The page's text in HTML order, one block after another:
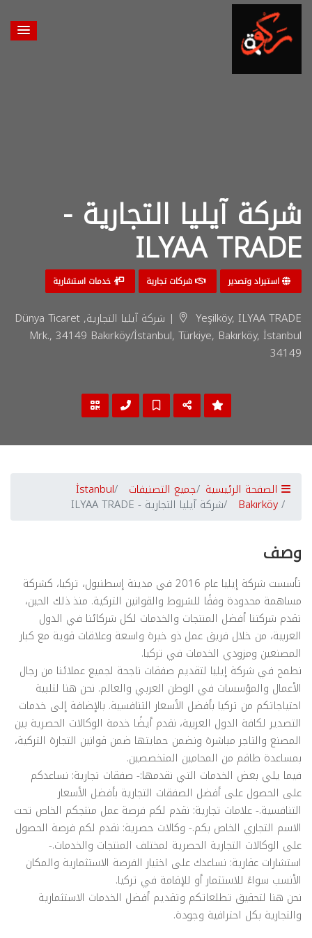
شركة آيليا التجارية -
ILYAA TRADE
استيراد وتصدير شركات تجارية خدمات استشارية
Yeşilköy, ILYAA TRADE | شركة آيليا التجارية, Dünya Ticaret
Mrk., 34149 Bakırköy/İstanbul, Türkiye, Bakırköy, İstanbul
34149
الصفحة الرئيسية جميع التصنيفات İstanbul
Bakırköy شركة آيليا التجارية - ILYAA TRADE
وصف
تأسست شركة إيليا عام 2016 في مدينة إسطنبول، تركيا، كشركة
مساهمة محدودة وفقًا للشروط والقوانين التركية. منذ ذلك الحين،
تقدم شركتنا أفضل المنتجات والخدمات لكل شركائنا في الدول
العربية، من خلال فريق عمل ذو خبرة واسعة وعلاقات قوية مع كبار
المصنعين ومزودي الخدمات في تركيا.
نطمح في شركة إيليا لتقديم صفقات ناجحة لجميع عملائنا من رجال
الأعمال والمؤسسات في الوطن العربي والعالم. نحن هنا لتلبية
احتياجاتكم من تركيا بأفضل الأسعار التنافسية. بالإضافة إلى خدمات
التصدير لكافة الدول العربية، نقدم أيضًا خدمة الوكالات الحصرية بين
المصنع والتاجر مباشرة ونضمن حمايتها ضمن قوانين التجارة التركية،
بمساعدة طاقم من المحامين المتخصصين.
فيما يلي بعض الخدمات التي نقدمها:- صفقات تجارية: نساعدكم
على الحصول على أفضل الصفقات التجارية بأفضل الأسعار
التنافسية.- علامات تجارية: نقدم لكم فرصة عمل منتجكم الخاص تحت
الاسم التجاري الخاص بكم.- وكالات حصرية: نقدم لكم فرصة الحصول
على الوكالات التجارية الحصرية لمختلف المنتجات والخدمات.-
استشارات عقارية: نساعدك على اختيار الفرصة الاستثمارية والمكان
الأنسب سواءً للاستثمار أو للإقامة في تركيا.
نحن هنا لتحقيق تطلعاتكم وتقديم أفضل الخدمات الاستثمارية
والتجارية بكل احترافية وجودة.